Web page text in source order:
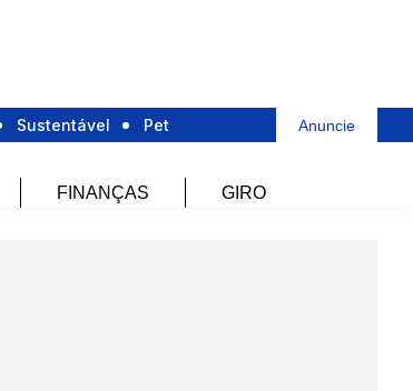
Sustentável Pet Anuncie
FINANÇAS GIRO